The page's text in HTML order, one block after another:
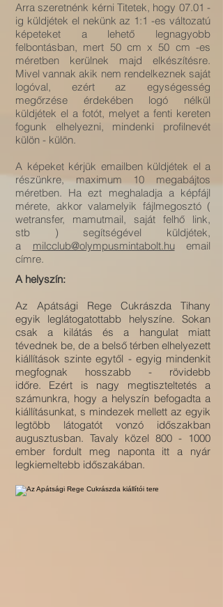
Arra szeretnénk kérni Titetek, hogy 07.01 -
ig küldjétek el nekünk az 1:1 -es változatú
képeteket a lehető legnagyobb
felbontásban, mert 50 cm x 50 cm -es
méretben kerülnek majd elkészítésre.
Mivel vannak akik nem rendelkeznek saját
logóval, ezért az egységesség
megőrzése érdekében logó nélkül
küldjétek el a fotót, melyet a fenti kereten
fogunk elhelyezni, mindenki profilnevét
külön - külön.
A képeket kérjük emailben küldjétek el a
részünkre, maximum 10 megabájtos
méretben. Ha ezt meghaladja a képfájl
mérete, akkor valamelyik fájlmegosztó (
wetransfer, mamutmail, saját felhő link,
stb ) segítségével küldjétek,
a milcclub@olympusmintabolt.huemail
címre.
A helyszín:
Az Apátsági Rege Cukrászda Tihany
egyik leglátogatottabb helyszíne. Sokan
csak a kilátás és a hangulat miatt
tévednek be, de a belső térben elhelyezett
kiállítások szinte egytől - egyig mindenkit
megfognak hosszabb - rövidebb
időre. Ezért is nagy megtiszteltetés a
számunkra, hogy a helyszín befogadta a
kiállításunkat, s mindezek mellett az egyik
legtöbb látogatót vonzó időszakban
augusztusban. Tavaly közel 800 - 1000
ember fordult meg naponta itt a nyár
legkiemeltebb időszakában.